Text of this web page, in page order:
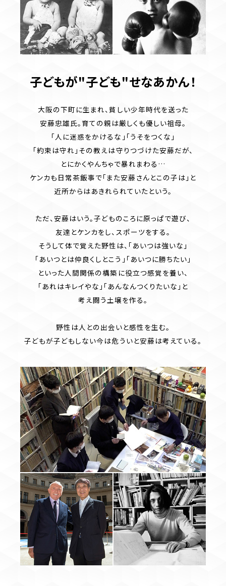
子どもが"子ども"せなあかん！
大阪の下町に生まれ、貧しい少年時代を送った
安藤忠雄氏。育ての親は厳しくも優しい祖母。
「人に迷惑をかけるな」「うそをつくな」
「約束は守れ」その教えは守りつづけた安藤だが、
とにかくやんちゃで暴れまわる…
ケンカも日常茶飯事で「また安藤さんとこの子は」と
近所からはあきれられていたという。
ただ、安藤はいう。子どものころに原っぱで遊び、
友達とケンカをし、スポーツをする。
そうして体で覚えた野性は、「あいつは強いな」
「あいつとは仲良くしとこう」「あいつに勝ちたい」
といった人間関係の構築に役立つ感覚を養い、
「あれはキレイやな」「あんなんつくりたいな」と
考え闘う土壌を作る。
野性は人との出会いと感性を生む。
子どもが子どもしない今は危ういと安藤は考えている。